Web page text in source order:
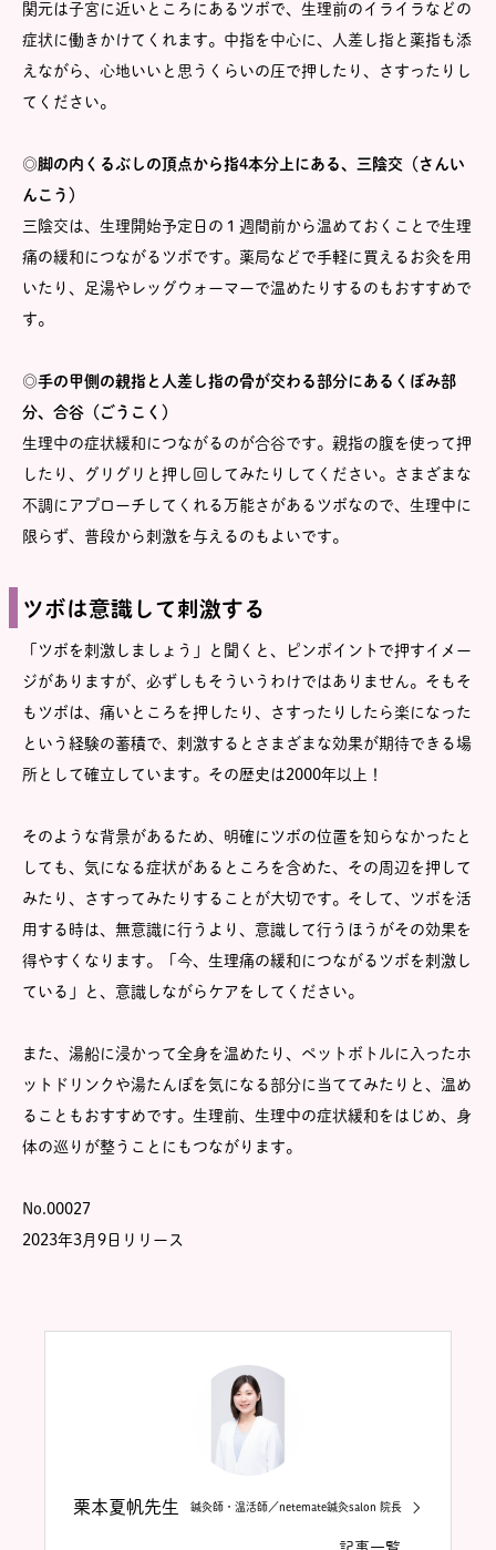
関元は子宮に近いところにあるツボで、生理前のイライラなどの
症状に働きかけてくれます。中指を中心に、人差し指と薬指も添
えながら、心地いいと思うくらいの圧で押したり、さすったりし
てください。
◎脚の内くるぶしの頂点から指4本分上にある、三陰交（さんい
んこう）
三陰交は、生理開始予定日の１週間前から温めておくことで生理
痛の緩和につながるツボです。薬局などで手軽に買えるお灸を用
いたり、足湯やレッグウォーマーで温めたりするのもおすすめで
す。
◎手の甲側の親指と人差し指の骨が交わる部分にあるくぼみ部
分、合谷（ごうこく）
生理中の症状緩和につながるのが合谷です。親指の腹を使って押
したり、グリグリと押し回してみたりしてください。さまざまな
不調にアプローチしてくれる万能さがあるツボなので、生理中に
限らず、普段から刺激を与えるのもよいです。
ツボは意識して刺激する
「ツボを刺激しましょう」と聞くと、ピンポイントで押すイメー
ジがありますが、必ずしもそういうわけではありません。そもそ
もツボは、痛いところを押したり、さすったりしたら楽になった
という経験の蓄積で、刺激するとさまざまな効果が期待できる場
所として確立しています。その歴史は2000年以上！
そのような背景があるため、明確にツボの位置を知らなかったと
しても、気になる症状があるところを含めた、その周辺を押して
みたり、さすってみたりすることが大切です。そして、ツボを活
用する時は、無意識に行うより、意識して行うほうがその効果を
得やすくなります。「今、生理痛の緩和につながるツボを刺激し
ている」と、意識しながらケアをしてください。
また、湯船に浸かって全身を温めたり、ペットボトルに入ったホ
ットドリンクや湯たんぽを気になる部分に当ててみたりと、温め
ることもおすすめです。生理前、生理中の症状緩和をはじめ、身
体の巡りが整うことにもつながります。
No.00027
2023年3月9日リリース
栗本夏帆先生 鍼灸師・温活師／netemate鍼灸salon 院長